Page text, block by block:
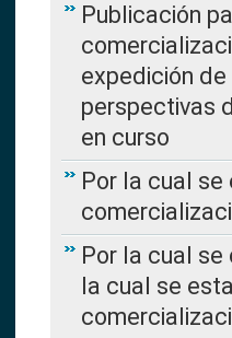
Publicación
expedición de
perspectivas
en curso
Por la cual
Por la cual se
la cual se